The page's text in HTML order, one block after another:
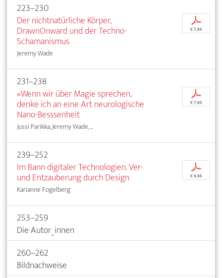
223–230
Der nichtnatürliche Körper,
DrawnOnward und der Techno-
Schamanismus
Jeremy Wade
p
€ 7,95
231–238
»Wenn wir über Magie sprechen,
denke ich an eine Art neurologische
Nano-Besssenheit
Jussi Parikka, Jeremy Wade, ...
p
€ 7,95
239–252
Im Bann digitaler Technologien. Ver-
und Entzauberung durch Design
Karianne Fogelberg
p
€ 9,95
253–259
Die Autor_innen
260–262
Bildnachweise